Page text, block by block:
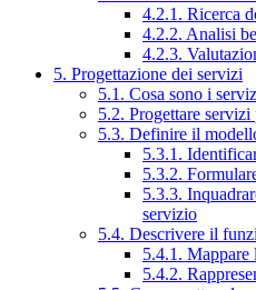
4.2.1. Ricerca
4.2.2. Analisi
4.2.3.
5. Progettazione dei servizi
5.1. Cosa sono i
5.2. Progettare
5.3. Definire il
5.3.1.
5.3.2.
5.3.3.
servizio
5.4. Descrivere il
5.4.1. Mappare
5.4.2.